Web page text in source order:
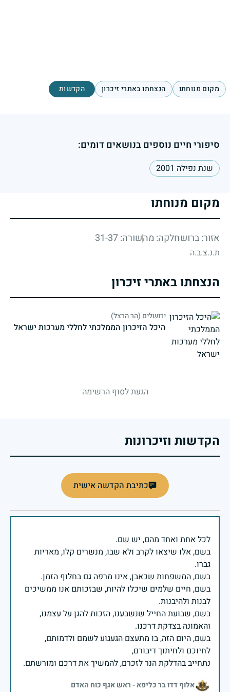
מקום מנוחתו הנצחתו באתרי זיכרון הקדשות
סיפורי חיים נוספים בנושאים דומים:
שנת נפילה 2001
מקום מנוחתו
אזור: ברושחלקה: מהשורה: 31-37
ת.נ.צ.ב.ה
הנצחתו באתרי זיכרון
ירושלים (הר הרצל)
היכל הזיכרון הממלכתי לחללי מערכות ישראל
הגעת לסוף הרשימה
הקדשות וזיכרונות
כתיבת הקדשה אישית
בשם, אלו שיצאו לקרב ולא שבו, מנשרים קלו, מאריות
בשם, חיים שלמים שיכלו להיות, שבזכותם אנו ממשיכים
בשם, שבועת החייל שנשבענו, הזכות להגן על עצמנו,
בשם, היום הזה, בו מתעצם הגעגוע לשמם ולדמותם,
נתחייב בהדלקת הנר לזכרם, להמשיך את דרכם ומורשתם.
אלוף דדו בר כליפא - ראש אגף כוח האדם